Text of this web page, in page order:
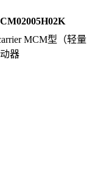
MCM型（轻量
器